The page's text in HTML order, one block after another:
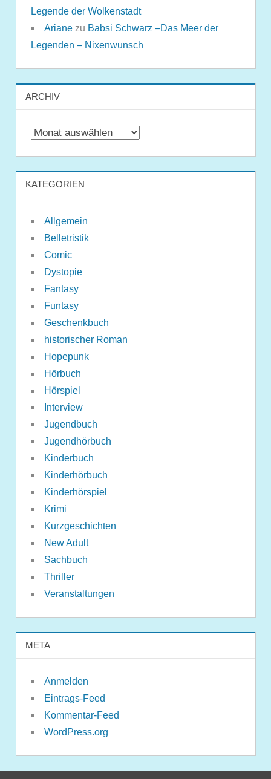
Legende der Wolkenstadt
Arianezu Babsi Schwarz –Das Meer der
Legenden – Nixenwunsch
ARCHIV
Archiv
KATEGORIEN
Allgemein
Belletristik
Comic
Dystopie
Fantasy
Funtasy
Geschenkbuch
historischer Roman
Hopepunk
Hörbuch
Hörspiel
Interview
Jugendbuch
Jugendhörbuch
Kinderbuch
Kinderhörbuch
Kinderhörspiel
Krimi
Kurzgeschichten
New Adult
Sachbuch
Thriller
Veranstaltungen
META
Anmelden
Eintrags-Feed
Kommentar-Feed
WordPress.org